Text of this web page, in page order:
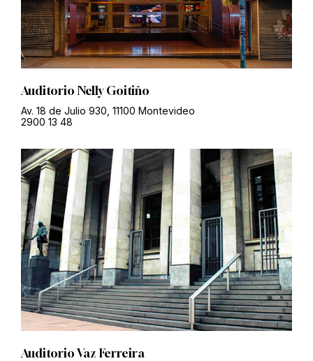
Auditorio Nelly Goitiño
Av. 18 de Julio 930, 11100 Montevideo
2900 13 48
Auditorio Vaz Ferreira